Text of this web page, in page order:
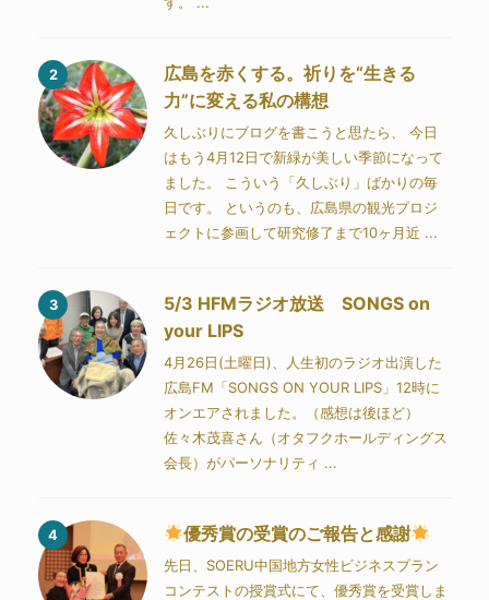
2
広島を赤くする。祈りを“生きる
力”に変える私の構想
久しぶりにブログを書こうと思たら、 今日
はもう4月12日で新緑が美しい季節になって
ました。 こういう「久しぶり」ばかりの毎
日です。 というのも、広島県の観光プロジ
ェクトに参画して研究修了まで10ヶ月近 ...
3
5/3 HFMラジオ放送 SONGS on
your LIPS
4月26日(土曜日)、人生初のラジオ出演した
広島FM「SONGS ON YOUR LIPS」12時に
オンエアされました。（感想は後ほど）
佐々木茂喜さん（オタフクホールディングス
会長）がパーソナリティ ...
4 優秀賞の受賞のご報告と感謝
先日、SOERU中国地方女性ビジネスプラン
コンテストの授賞式にて、優秀賞を受賞しま